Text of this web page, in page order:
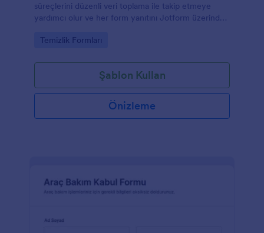
süreçlerini düzenli veri toplama ile takip etmeye
yardımcı olur ve her form yanıtını Jotform üzerinden
kolaylaştırır.
Go to Category:
Temizlik Formları
Şablon Kullan
Önizleme